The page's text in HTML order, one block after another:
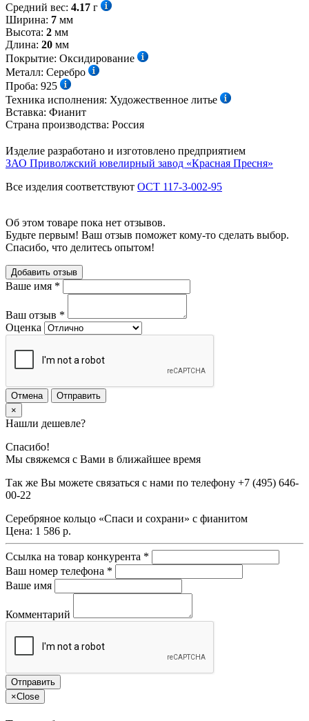
Средний вес: 4.17 г
Ширина: 7 мм
Высота: 2 мм
Длина: 20 мм
Покрытие: Оксидирование
Металл: Серебро
Проба: 925
Техника исполнения: Художественное литье
Вставка: Фианит
Страна производства: Россия
Изделие разработано и изготовлено предприятием
ЗАО Приволжский ювелирный завод «Красная Пресня»
Все изделия соответствуют ОСТ 117-3-002-95
Об этом товаре пока нет отзывов.
Будьте первым! Ваш отзыв поможет кому-то сделать выбор.
Спасибо, что делитесь опытом!
Добавить отзыв
Ваше имя *
Ваш отзыв *
Оценка
Отмена
Отправить
×
Нашли дешевле?
Спасибо!
Мы свяжемся с Вами в ближайшее время
Так же Вы можете связаться с нами по телефону +7 (495) 646-
00-22
Серебряное кольцо «Спаси и сохрани» с фианитом
Цена: 1 586 р.
Ссылка на товар конкурента *
Ваш номер телефона *
Ваше имя
Комментарий
×Close